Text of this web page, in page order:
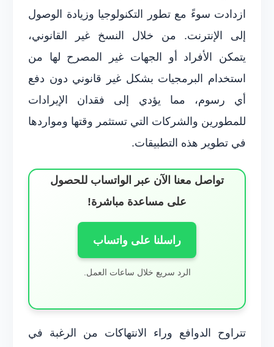
ازدادت سوءً مع تطور التكنولوجيا وزيادة الوصول
إلى الإنترنت. من خلال النسخ غير القانوني،
يتمكن الأفراد أو الجهات غير المصرح لها من
استخدام البرمجيات بشكل غير قانوني دون دفع
أي رسوم، مما يؤدي إلى فقدان الإيرادات
للمطورين والشركات التي تستثمر وقتها ومواردها
في تطوير هذه التطبيقات.
تواصل معنا الآن عبر الواتساب للحصول
على مساعدة مباشرة!
راسلنا على واتساب
الرد سريع خلال ساعات العمل.
تتراوح الدوافع وراء الانتهاكات من الرغبة في